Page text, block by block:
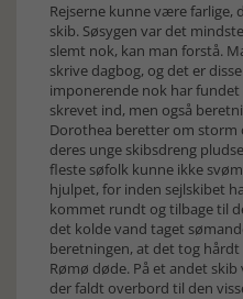
Rejserne kunne være farlige,
skib. Søsygen var det
slemt nok, kan man forstå.
skrive dagbog, og det er
imponerende nok har
skrevet ind, men også
Dorothea beretter om storm
deres unge skibsdreng
fleste søfolk kunne ikke
hjulpet, for inden sejlskibet
kommet rundt og tilbage til
det kolde vand taget
beretningen, at det tog hårdt
Rømø døde. På et andet
der faldt overbord til den